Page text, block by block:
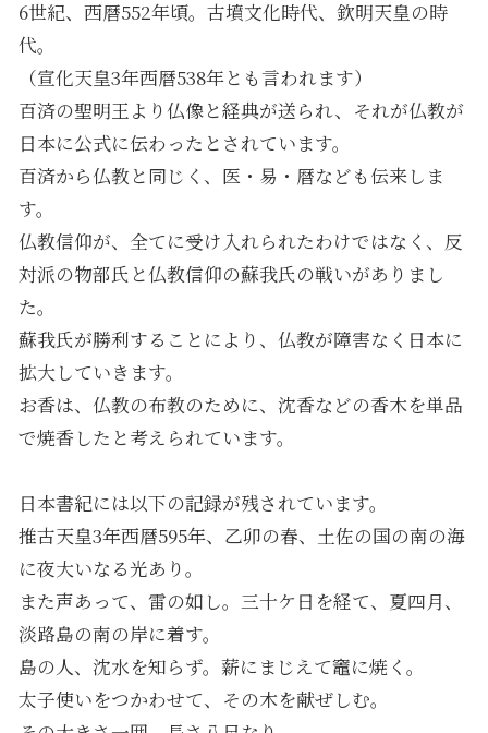
6世紀、西暦552年頃。古墳文化時代、欽明天皇の時
代。
（宣化天皇3年西暦538年とも言われます）
百済の聖明王より仏像と経典が送られ、それが仏教が
日本に公式に伝わったとされています。
百済から仏教と同じく、医・易・暦なども伝来しま
す。
仏教信仰が、全てに受け入れられたわけではなく、反
対派の物部氏と仏教信仰の蘇我氏の戦いがありまし
た。
蘇我氏が勝利することにより、仏教が障害なく日本に
拡大していきます。
お香は、仏教の布教のために、沈香などの香木を単品
で焼香したと考えられています。
日本書紀には以下の記録が残されています。
推古天皇3年西暦595年、乙卯の春、土佐の国の南の海
に夜大いなる光あり。
また声あって、雷の如し。三十ケ日を経て、夏四月、
淡路島の南の岸に着す。
島の人、沈水を知らず。薪にまじえて竈に焼く。
太子使いをつかわせて、その木を献ぜしむ。